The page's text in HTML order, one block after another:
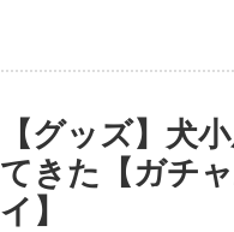
【グッズ】犬
てきた【ガチ
イ】